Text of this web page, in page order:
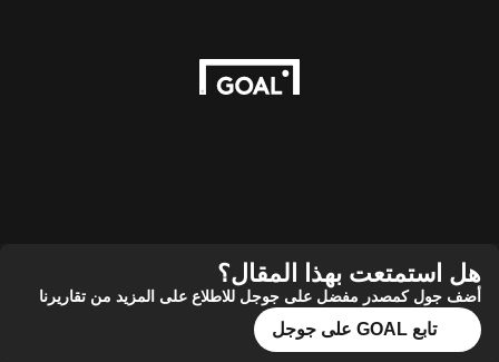
هل استمتعت بهذا المقال؟
أضف جول كمصدر مفضل على جوجل للاطلاع على المزيد من تقاريرنا
تابع GOAL على جوجل